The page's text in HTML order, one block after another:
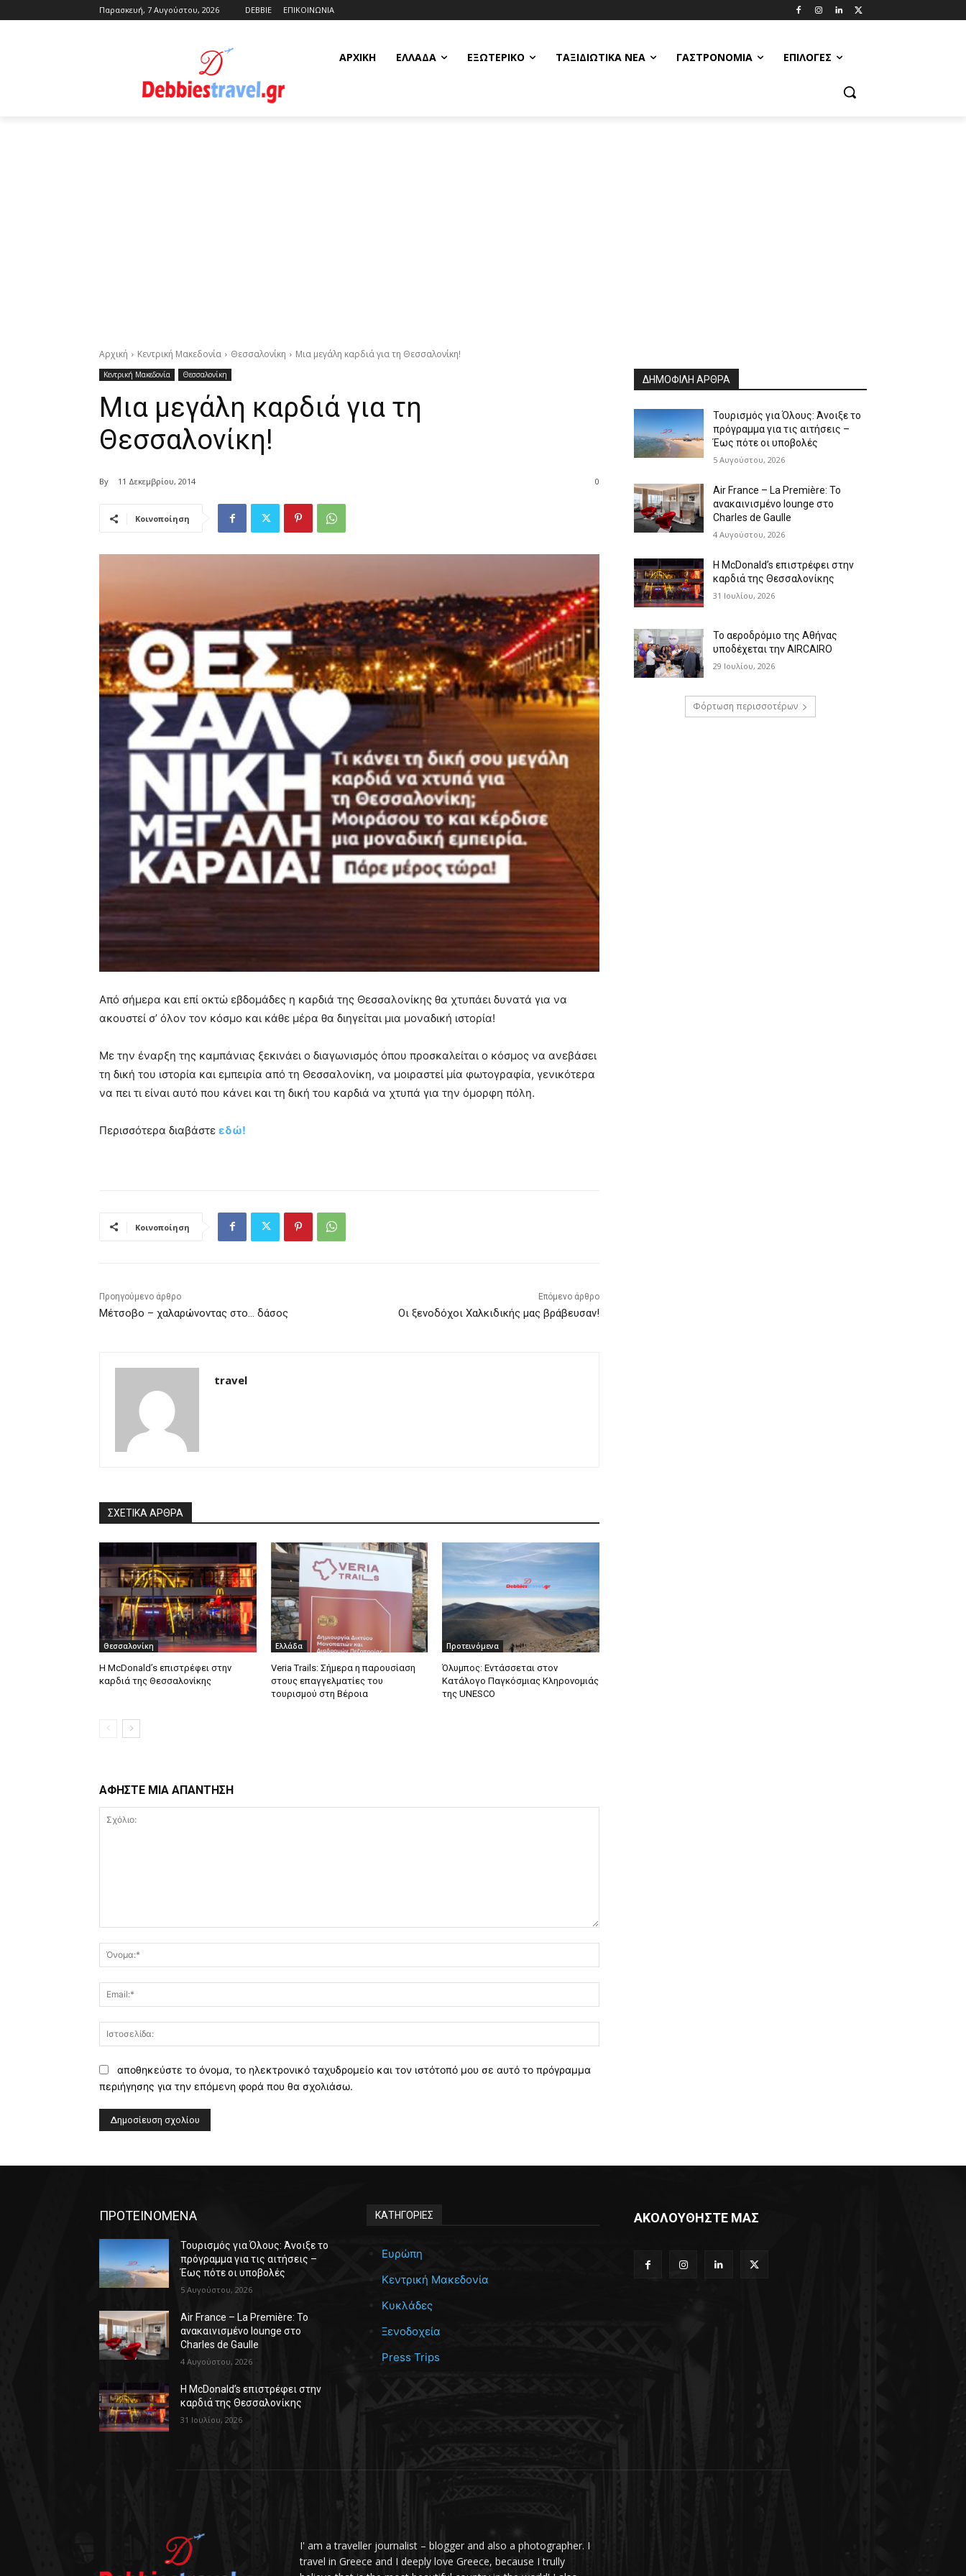
Παρασκευή, 7 Αυγούστου, 2026 DEBBIE ΕΠΙΚΟΙΝΩΝΙΑ
ΑΡΧΙΚΗ ΕΛΛΆΔΑ ΕΞΩΤΕΡΙΚΌ ΤΑΞΙΔΙΩΤΙΚΆ ΝΈΑ ΓΑΣΤΡΟΝΟΜΊΑ ΕΠΙΛΟΓΈΣ
Αρχική Κεντρική Μακεδονία Θεσσαλονίκη Μια μεγάλη καρδιά για τη Θεσσαλονίκη!
Κεντρική Μακεδονία Θεσσαλονίκη
Μια μεγάλη καρδιά για τη
Θεσσαλονίκη!
By 11 Δεκεμβρίου, 2014 0
Κοινοποίηση
Από σήμερα και επί οκτώ εβδομάδες η καρδιά της Θεσσαλονίκης θα χτυπάει δυνατά για να
ακουστεί σ’ όλον τον κόσμο και κάθε μέρα θα διηγείται μια μοναδική ιστορία!
Mε την έναρξη της καμπάνιας ξεκινάει ο διαγωνισμός όπου προσκαλείται ο κόσμος να ανεβάσει
τη δική του ιστορία και εμπειρία από τη Θεσσαλονίκη, να μοιραστεί μία φωτογραφία, γενικότερα
να πει τι είναι αυτό που κάνει και τη δική του καρδιά να χτυπά για την όμορφη πόλη.
Περισσότερα διαβάστε εδώ!
Κοινοποίηση
Προηγούμενο άρθρο
Μέτσοβο – χαλαρώνοντας στο… δάσος
Επόμενο άρθρο
Οι ξενοδόχοι Χαλκιδικής μας βράβευσαν!
travel
ΣΧΕΤΙΚΑ ΑΡΘΡΑ
Θεσσαλονίκη
Η McDonald’s επιστρέφει στην
καρδιά της Θεσσαλονίκης
Ελλάδα
Veria Trails: Σήμερα η παρουσίαση
στους επαγγελματίες του
τουρισμού στη Βέροια
Προτεινόμενα
Όλυμπος: Εντάσσεται στον
Κατάλογο Παγκόσμιας Κληρονομιάς
της UNESCO
ΑΦΗΣΤΕ ΜΙΑ ΑΠΑΝΤΗΣΗ
αποθηκεύστε το όνομα, το ηλεκτρονικό ταχυδρομείο και τον ιστότοπό μου σε αυτό το πρόγραμμα
περιήγησης για την επόμενη φορά που θα σχολιάσω.
ΔΗΜΟΦΙΛΗ ΑΡΘΡΑ
Τουρισμός για Όλους: Άνοιξε το
πρόγραμμα για τις αιτήσεις –
Έως πότε οι υποβολές
5 Αυγούστου, 2026
Air France – La Première: Το
ανακαινισμένο lounge στο
Charles de Gaulle
4 Αυγούστου, 2026
Η McDonald’s επιστρέφει στην
καρδιά της Θεσσαλονίκης
31 Ιουλίου, 2026
Το αεροδρόμιο της Αθήνας
υποδέχεται την AIRCAIRO
29 Ιουλίου, 2026
Φόρτωση περισσοτέρων
ΠΡΟΤΕΙΝΟΜΕΝΑ
Τουρισμός για Όλους: Άνοιξε το
πρόγραμμα για τις αιτήσεις –
Έως πότε οι υποβολές
5 Αυγούστου, 2026
Air France – La Première: Το
ανακαινισμένο lounge στο
Charles de Gaulle
4 Αυγούστου, 2026
Η McDonald’s επιστρέφει στην
καρδιά της Θεσσαλονίκης
31 Ιουλίου, 2026
ΚΑΤΗΓΟΡΙΕΣ
Ευρώπη
Κεντρική Μακεδονία
Κυκλάδες
Ξενοδοχεία
Press Trips
ΑΚΟΛΟΥΘΗΣΤΕ ΜΑΣ
I' am a traveller journalist – blogger and also a photographer. I
travel in Greece and I deeply love Greece, because I trully